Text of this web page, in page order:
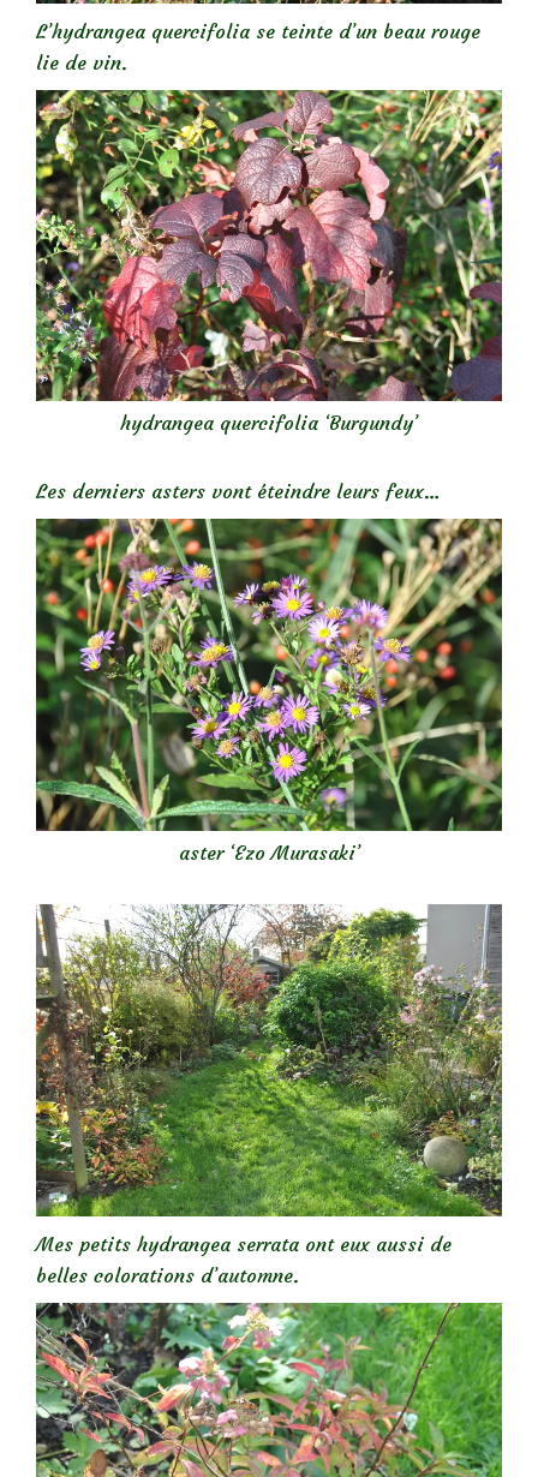
L’hydrangea quercifolia se teinte d’un beau rouge
lie de vin.
hydrangea quercifolia ‘Burgundy’
Les derniers asters vont éteindre leurs feux…
aster ‘Ezo Murasaki’
Mes petits hydrangea serrata ont eux aussi de
belles colorations d’automne.